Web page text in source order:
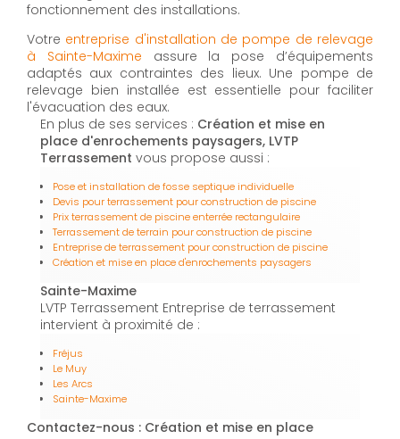
fonctionnement des installations.
Votre entreprise d'installation de pompe de relevage
à Sainte-Maxime assure la pose d’équipements
adaptés aux contraintes des lieux. Une pompe de
relevage bien installée est essentielle pour faciliter
l'évacuation des eaux.
En plus de ses services : Création et mise en
place d'enrochements paysagers, LVTP
Terrassement vous propose aussi :
Pose et installation de fosse septique individuelle
Devis pour terrassement pour construction de piscine
Prix terrassement de piscine enterrée rectangulaire
Terrassement de terrain pour construction de piscine
Entreprise de terrassement pour construction de piscine
Création et mise en place d'enrochements paysagers
Sainte-Maxime
LVTP Terrassement Entreprise de terrassement
intervient à proximité de :
Fréjus
Le Muy
Les Arcs
Sainte-Maxime
Contactez-nous : Création et mise en place